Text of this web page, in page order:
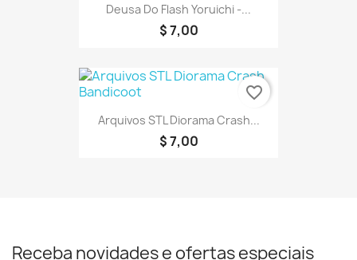
Deusa Do Flash Yoruichi -...
$ 7,00
Arquivos STL Diorama Crash...
$ 7,00
favorite_border
Receba novidades e ofertas especiais